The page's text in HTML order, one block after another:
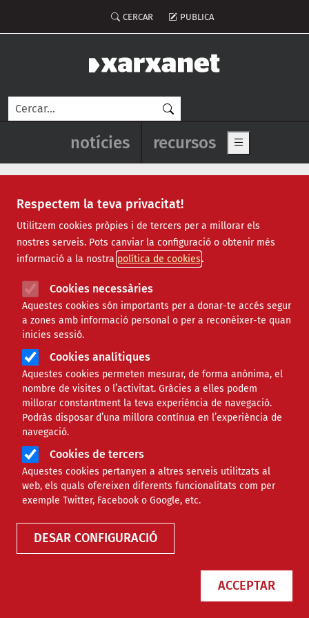
Respectem la teva privacitat!
Utilitzem cookies pròpies i de tercers per a millorar els
nostres serveis. Pots canviar la configuració o obtenir més
informació a la nostra política de cookies
Cookies necessàries
Aquestes cookies són importants per a donar-te accés segur
a zones amb informació personal o per a reconèixer-te quan
inicies sessió.
Cookies analítiques
Aquestes cookies permeten mesurar, de forma anònima, el
nombre de visites o l’activitat. Gràcies a elles podem
millorar constantment la teva experiència de navegació.
Podràs disposar d’una millora contínua en l’experiència de
navegació.
Cookies de tercers
Aquestes cookies pertanyen a altres serveis utilitzats al
web, els quals ofereixen diferents funcionalitats com per
exemple Twitter, Facebook o Google, etc.
DESAR CONFIGURACIÓ
ACCEPTAR
Menú del compte d'usuari
CERCAR PUBLICA
Cerca
Navegació principal de
notícies recursos Show main
Recursos
Tots | Econòmic | Jurídic | Projectes | Tecnològic |
Formació | Finançament | Biblioteca |
Ofertes de feina
Webinars
Finançament
Tipus